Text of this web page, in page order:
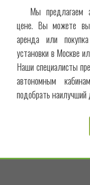
Мы предлагаем
цене. Вы можете
аренда или
установки в Москве
Наши специалисты
автономным
подобрать наилучший